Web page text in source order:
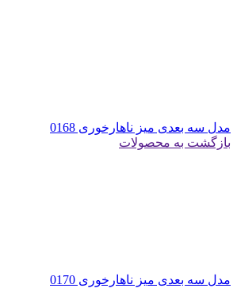
مدل سه بعدی میز ناهارخوری 0168
بازگشت به محصولات
مدل سه بعدی میز ناهارخوری 0170